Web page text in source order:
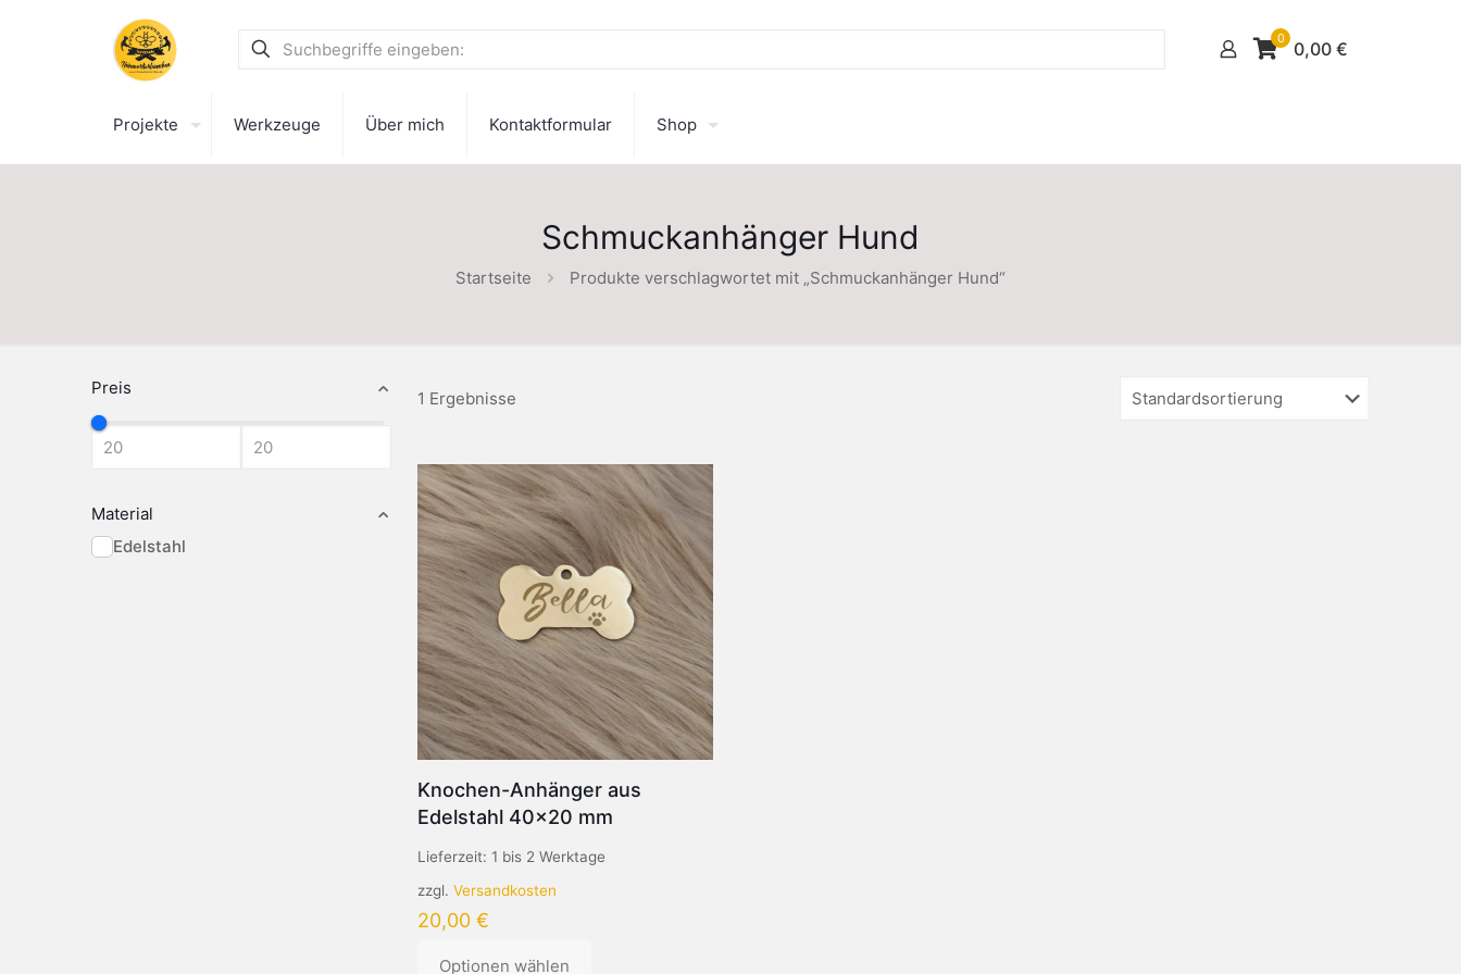
0 0,00 €
Projekte Werkzeuge Über mich Kontaktformular Shop
Schmuckanhänger Hund
Startseite Produkte verschlagwortet mit „Schmuckanhänger Hund“
Preis
Material
Edelstahl
1 Ergebnisse
Knochen-Anhänger aus
Edelstahl 40×20 mm
Lieferzeit: 1 bis 2 Werktage
zzgl. Versandkosten
20,00 €
Optionen wählen